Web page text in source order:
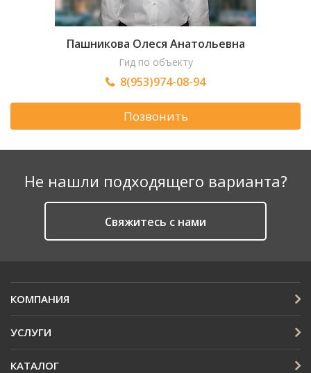
Пашникова Олеся Анатольевна
Гид по объекту
8(953)974-08-94
Позвонить
Не нашли подходящего варианта?
Cвяжитесь с нами
КОМПАНИЯ
УСЛУГИ
КАТАЛОГ